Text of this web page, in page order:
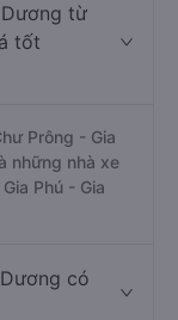
từ
tốt
Prông - Gia
những nhà xe
Phú - Gia
có